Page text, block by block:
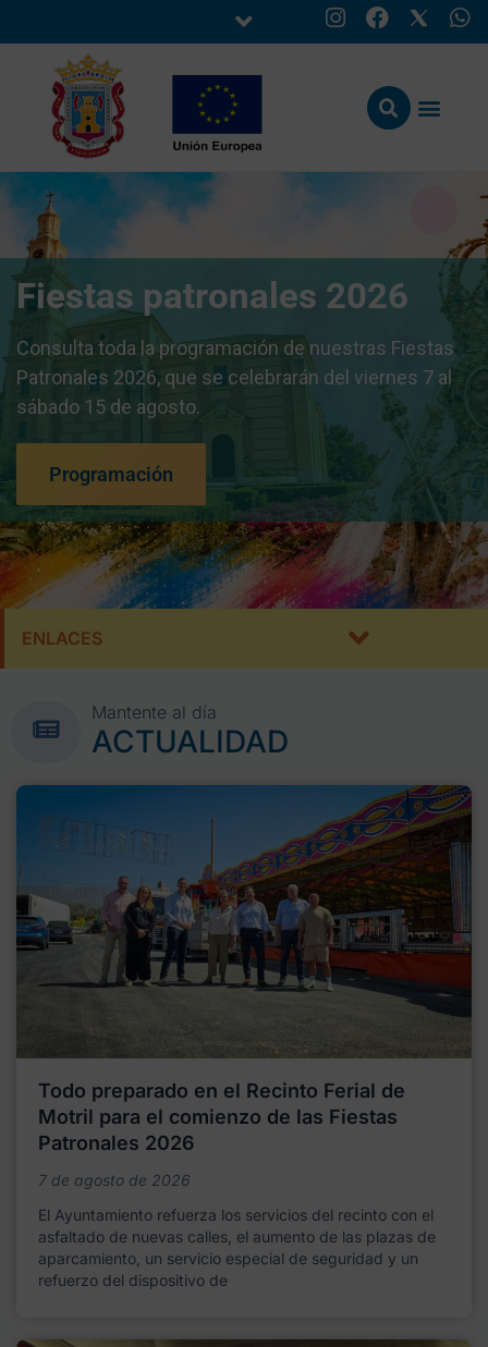
Fiestas patronales 2026
Consulta toda la programación de nuestras Fiestas
Patronales 2026, que se celebrarán del viernes 7 al
sábado 15 de agosto.
Programación
ENLACES
Mantente al día
ACTUALIDAD
Todo preparado en el Recinto Ferial de
Motril para el comienzo de las Fiestas
Patronales 2026
7 de agosto de 2026
El Ayuntamiento refuerza los servicios del recinto con el
asfaltado de nuevas calles, el aumento de las plazas de
aparcamiento, un servicio especial de seguridad y un
refuerzo del dispositivo de